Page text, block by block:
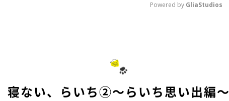
Powered by GliaStudios
寝ない、らいち②～らいち思い出編～